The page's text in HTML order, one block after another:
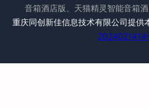
音箱酒店版、天猫精灵智能音箱
重庆同创新佳信息技术有限公司提供
2024021414